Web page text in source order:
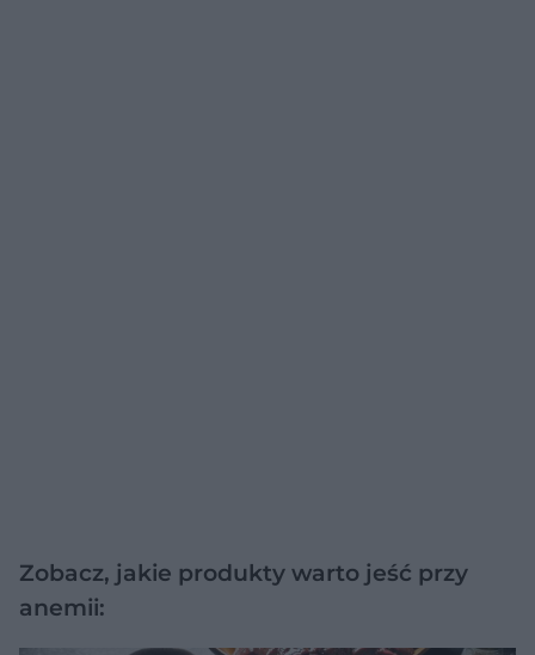
Zobacz, jakie produkty warto jeść przy
anemii: